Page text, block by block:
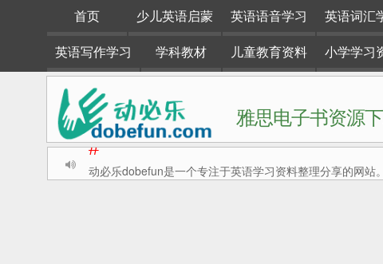
首页 少儿英语启蒙 英语语音学习 英语词汇
英语写作学习
学科教材 儿童教育资料 小学学习
雅思电子书资源
#